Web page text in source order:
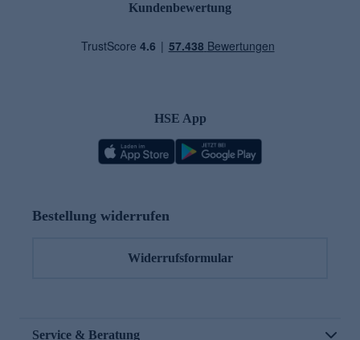
Kundenbewertung
HSE App
Bestellung widerrufen
Widerrufsformular
Service & Beratung